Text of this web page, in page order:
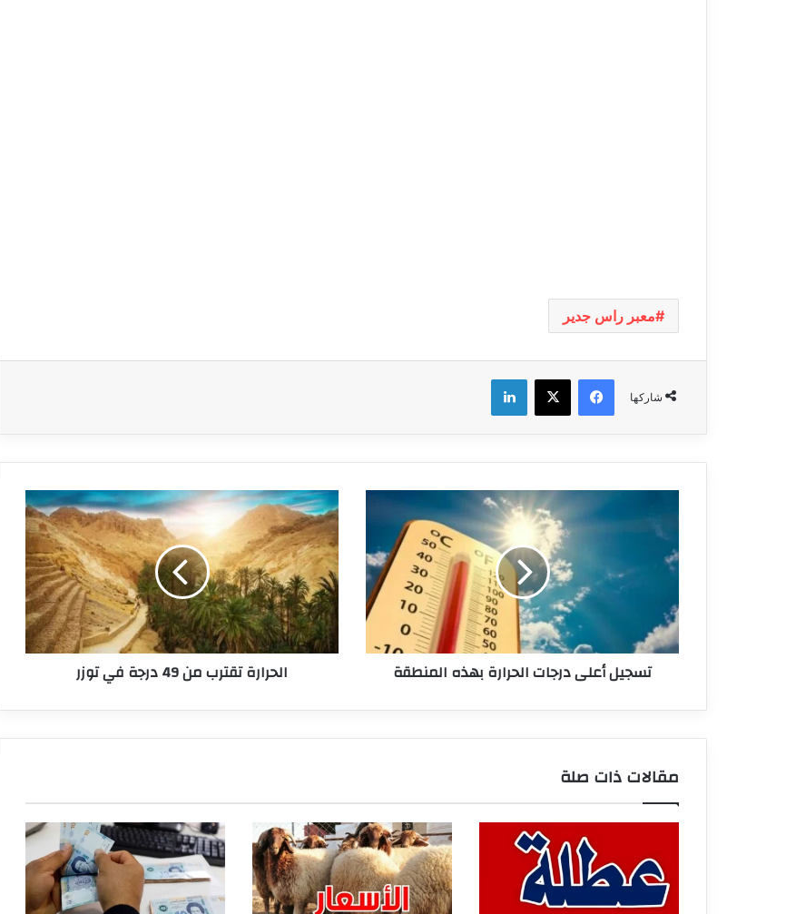
معبر راس جدير
شاركها
فيسبوك ‫X لينكدإن
درجات
الحرارة
بهذه
تسجيل أعلى درجات الحرارة بهذه المنطقة
الحرارة
تقترب
من
49
درجة
في
توزر
الحرارة تقترب من 49 درجة في توزر
مقالات ذات صلة